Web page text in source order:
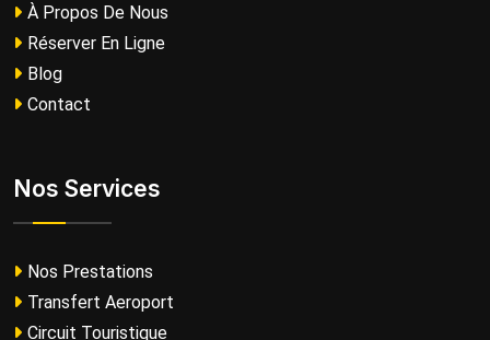
À Propos De Nous
Réserver En Ligne
Blog
Contact
Nos Services
Nos Prestations
Transfert Aeroport
Circuit Touristique